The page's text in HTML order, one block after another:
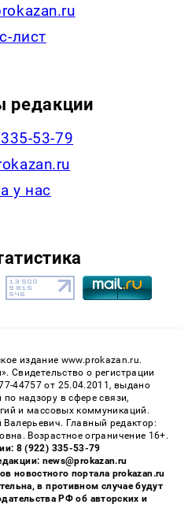
лист
редакции
53-79
у нас
издание www.prokazan.ru.
Cвидетельство о регистрации
44757 от 25.04.2011, выдано
надзору в сфере связи,
и массовых коммуникаций.
Главный редактор:
Возрастное ограничение 16+.
8 (922) 335-53-79
news@prokazan.ru
новостного портала prokazan.ru
в противном случае будут
РФ об авторских и